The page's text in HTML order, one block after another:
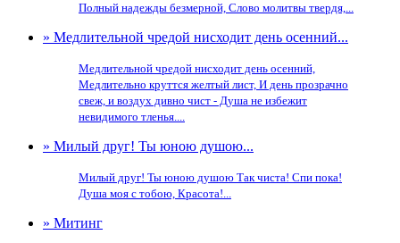
Полный надежды безмерной, Слово молитвы твердя,...
» Медлительной чредой нисходит день осенний...
Медлительной чредой нисходит день осенний,
Медлительно круттся желтый лист, И день прозрачно
свеж, и воздух дивно чист - Душа не избежит
невидимого тленья....
» Милый друг! Ты юною душою...
Милый друг! Ты юною душою Так чиста! Спи пока!
Душа моя с тобою, Красота!...
» Митинг